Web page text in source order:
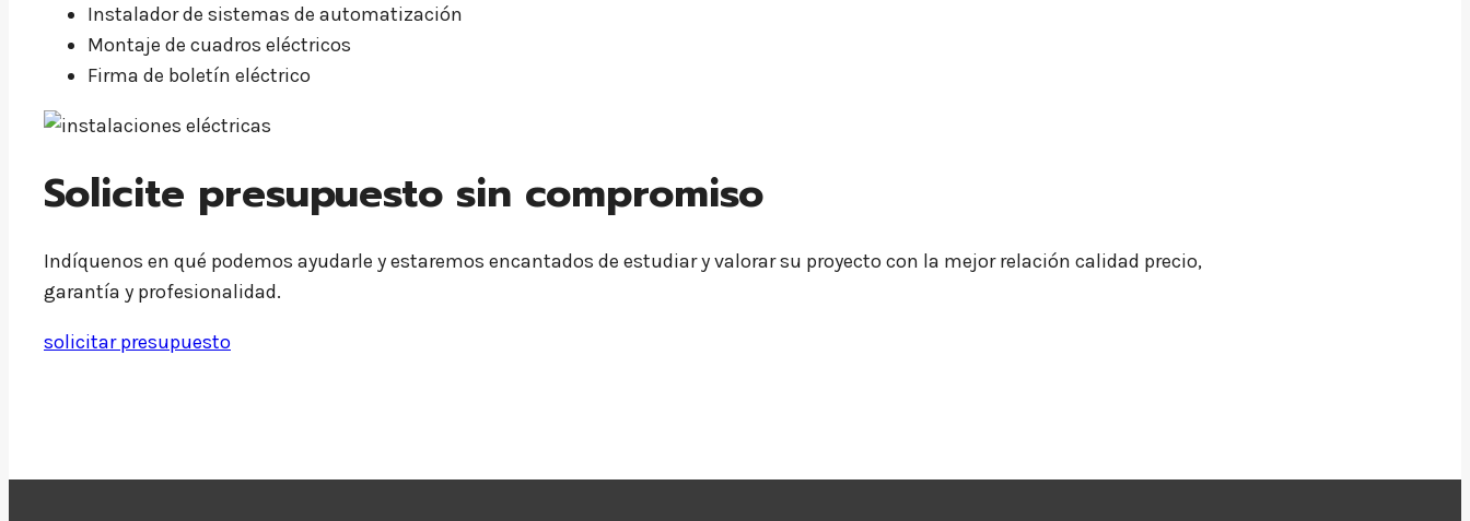
Instalador de sistemas de automatización
Montaje de cuadros eléctricos
Firma de boletín eléctrico
Solicite presupuesto sin compromiso
Indíquenos en qué podemos ayudarle y estaremos encantados de estudiar y valorar su proyecto con la mejor relación calidad precio,
garantía y profesionalidad.
solicitar presupuesto